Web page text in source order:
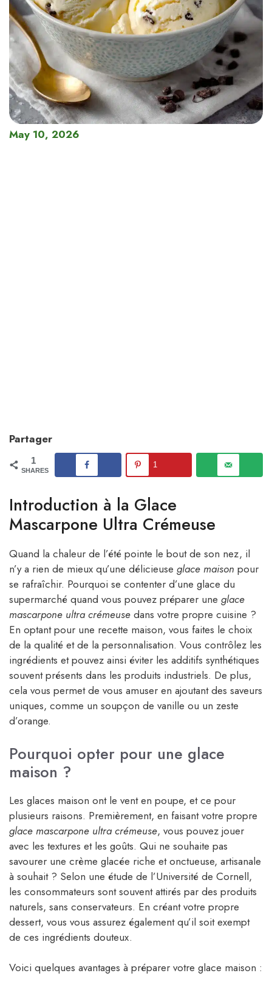
May 10, 2026
Partager
1
SHARES
1
Introduction à la Glace
Mascarpone Ultra Crémeuse
Quand la chaleur de l’été pointe le bout de son nez, il
n’y a rien de mieux qu’une délicieuse glace maison pour
se rafraîchir. Pourquoi se contenter d’une glace du
supermarché quand vous pouvez préparer une glace
mascarpone ultra crémeuse dans votre propre cuisine ?
En optant pour une recette maison, vous faites le choix
de la qualité et de la personnalisation. Vous contrôlez les
ingrédients et pouvez ainsi éviter les additifs synthétiques
souvent présents dans les produits industriels. De plus,
cela vous permet de vous amuser en ajoutant des saveurs
uniques, comme un soupçon de vanille ou un zeste
d’orange.
Pourquoi opter pour une glace
maison ?
Les glaces maison ont le vent en poupe, et ce pour
plusieurs raisons. Premièrement, en faisant votre propre
glace mascarpone ultra crémeuse, vous pouvez jouer
avec les textures et les goûts. Qui ne souhaite pas
savourer une crème glacée riche et onctueuse, artisanale
à souhait ? Selon une étude de l’Université de Cornell,
les consommateurs sont souvent attirés par des produits
naturels, sans conservateurs. En créant votre propre
dessert, vous vous assurez également qu’il soit exempt
de ces ingrédients douteux.
Voici quelques avantages à préparer votre glace maison :